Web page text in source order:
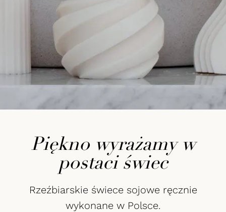
Piękno wyrażamy w
postaci świec
Rzeźbiarskie świece sojowe ręcznie
wykonane w Polsce.